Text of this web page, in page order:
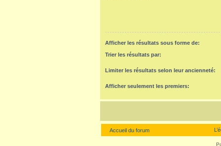
Afficher les résultats sous forme de:
Trier les résultats par:
Limiter les résultats selon leur ancienneté:
Afficher seulement les premiers:
Accueil du forum